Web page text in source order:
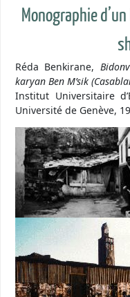
Monographie
Réda Benkirane,
karyan Ben M’sik
Institut Universitaire
Université de Genève,